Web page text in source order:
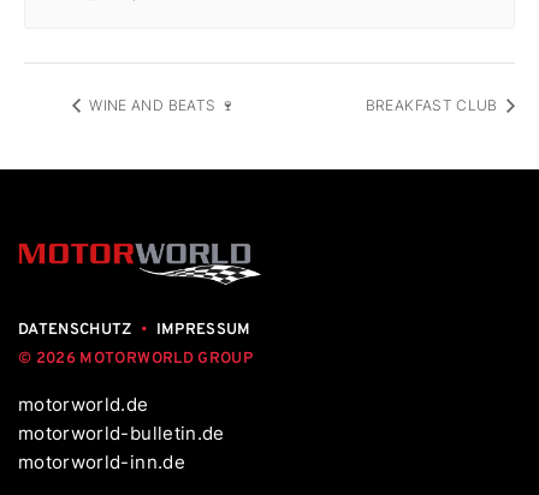
WINE AND BEATS 🍷 BREAKFAST CLUB
DATENSCHUTZ • IMPRESSUM
© 2026 MOTORWORLD GROUP
motorworld.de
motorworld-bulletin.de
motorworld-inn.de